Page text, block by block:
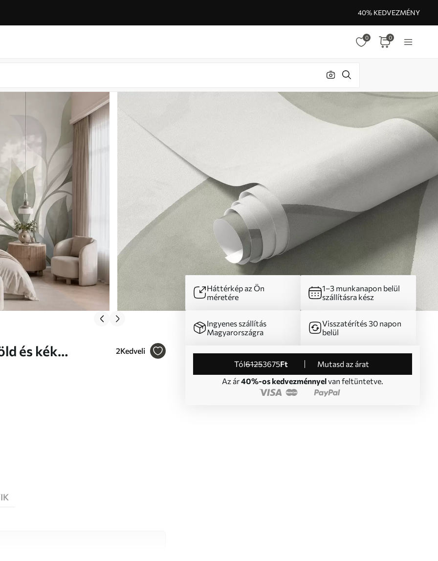
40% KEDVEZMÉNY
0 0
és kék
2Kedveli
Háttérkép az Ön
méretére
1–3 munkanapon belül
szállításra kész
Ingyenes szállítás
Magyarországra
Visszatérítés 30 napon
belül
Tól61253675Ft
Mutasd az árat
Az ár40%-os kedvezménnyelvan feltüntetve.